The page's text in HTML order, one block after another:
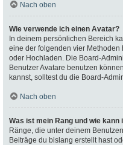
Nach oben
Wie verwende ich einen Avatar?
In deinem persönlichen Bereich
eine der folgenden vier Methoden
oder Hochladen. Die Board-
Benutzer Avatare benutzen
kannst, solltest du die Board-
Nach oben
Was ist mein Rang und wie kann
Ränge, die unter deinem
Beiträge du bislang erstellt hast